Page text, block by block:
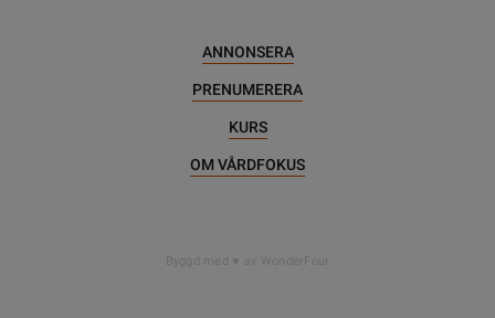
ANNONSERA
PRENUMERERA
KURS
OM VÅRDFOKUS
Byggd med av WonderFour